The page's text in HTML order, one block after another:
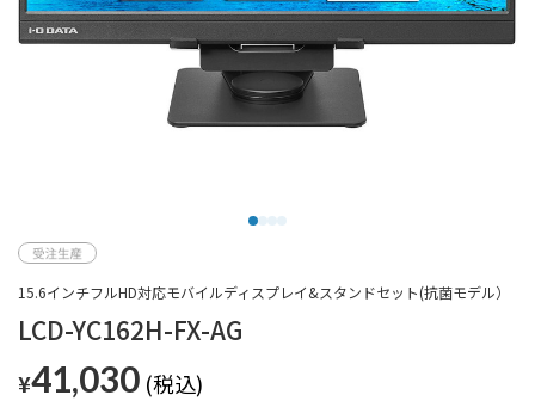
LCD-YC162H-FX-AG
15.6インチフルHD対応モバイルディスプレイ&スタンドセット(抗菌モデル）
¥41,030